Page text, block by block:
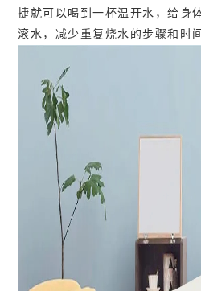
捷就可以喝到一杯温开水，给身
滚水，减少重复烧水的步骤和时